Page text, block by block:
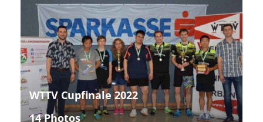
WTTV Cupfinale 2022
14 Photos